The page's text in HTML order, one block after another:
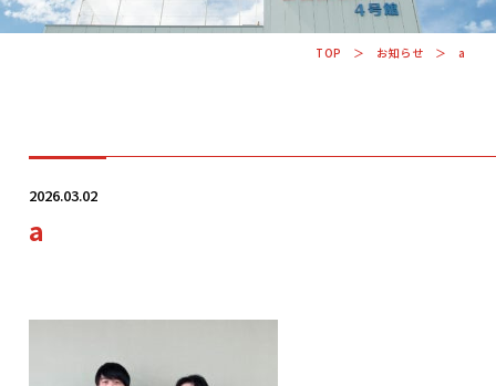
TOP お知らせ a
2026.03.02
a